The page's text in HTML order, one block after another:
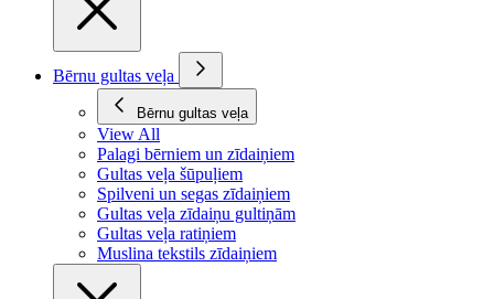
Bērnu gultas veļa
Bērnu gultas veļa
View All
Palagi bērniem un zīdaiņiem
Gultas veļa šūpuļiem
Spilveni un segas zīdaiņiem
Gultas veļa zīdaiņu gultiņām
Gultas veļa ratiņiem
Muslina tekstils zīdaiņiem